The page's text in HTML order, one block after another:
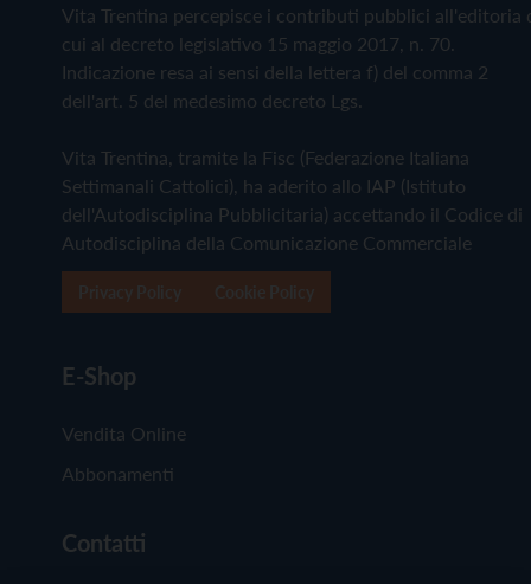
Vita Trentina percepisce i contributi pubblici all'editoria
cui al decreto legislativo 15 maggio 2017, n. 70.
Indicazione resa ai sensi della lettera f) del comma 2
dell'art. 5 del medesimo decreto Lgs.
Vita Trentina, tramite la Fisc (Federazione Italiana
Settimanali Cattolici), ha aderito allo IAP (Istituto
dell'Autodisciplina Pubblicitaria) accettando il Codice di
Autodisciplina della Comunicazione Commerciale
E-Shop
Vendita Online
Abbonamenti
Contatti